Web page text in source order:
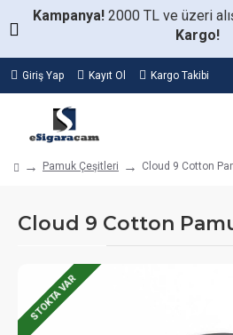
Kampanya! 2000 TL ve üzeri
Kargo!
Giriş Yap Kayıt Ol Kargo Takibi
Pamuk Çeşitleri Cloud 9 Cotton
Cloud 9 Cotton
STOKTA VAR